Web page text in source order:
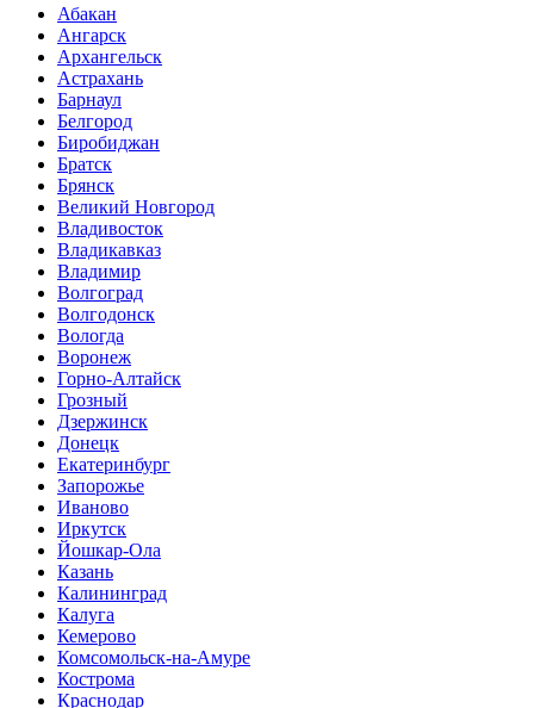
Абакан
Ангарск
Архангельск
Астрахань
Барнаул
Белгород
Биробиджан
Братск
Брянск
Великий Новгород
Владивосток
Владикавказ
Владимир
Волгоград
Волгодонск
Вологда
Воронеж
Горно-Алтайск
Грозный
Дзержинск
Донецк
Екатеринбург
Запорожье
Иваново
Иркутск
Йошкар-Ола
Казань
Калининград
Калуга
Кемерово
Комсомольск-на-Амуре
Кострома
Краснодар